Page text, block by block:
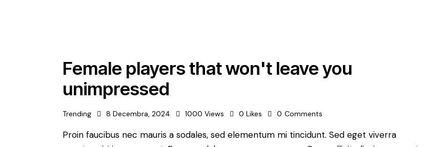
Female players that won't leave you
unimpressed
Trending 8 Decembra, 2024 1000 Views 0 Likes 0 Comments
Proin faucibus nec mauris a sodales, sed elementum mi tincidunt. Sed eget viverra